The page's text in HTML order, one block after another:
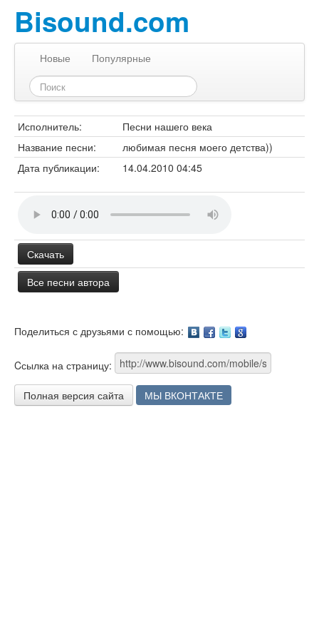
Bisound.com
Новые Популярные
Исполнитель:
Песни нашего века
Название песни:
любимая песня моего детства))
Дата публикации:
14.04.2010 04:45
Скачать
Все песни автора
Поделиться с друзьями с помощью:
Cсылка на страницу:
Полная версия сайта МЫ ВКОНТАКТЕ